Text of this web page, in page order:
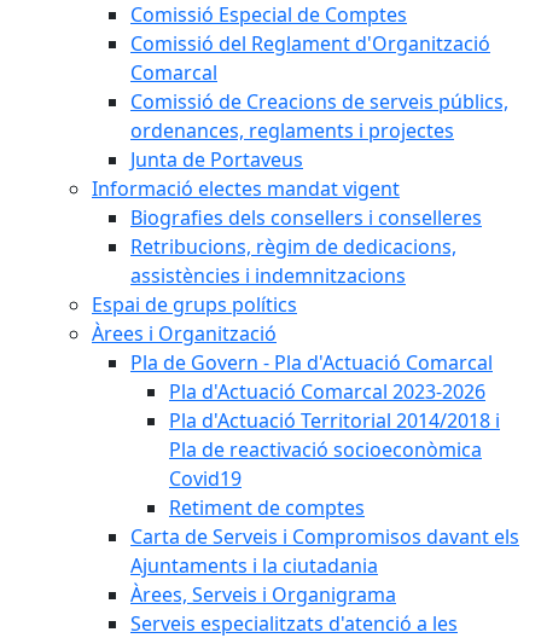
Comissió Especial de Comptes
Comissió del Reglament d'Organització
Comarcal
Comissió de Creacions de serveis públics,
ordenances, reglaments i projectes
Junta de Portaveus
Informació electes mandat vigent
Biografies dels consellers i conselleres
Retribucions, règim de dedicacions,
assistències i indemnitzacions
Espai de grups polítics
Àrees i Organització
Pla de Govern - Pla d'Actuació Comarcal
Pla d'Actuació Comarcal 2023-2026
Pla d'Actuació Territorial 2014/2018 i
Pla de reactivació socioeconòmica
Covid19
Retiment de comptes
Carta de Serveis i Compromisos davant els
Ajuntaments i la ciutadania
Àrees, Serveis i Organigrama
Serveis especialitzats d'atenció a les